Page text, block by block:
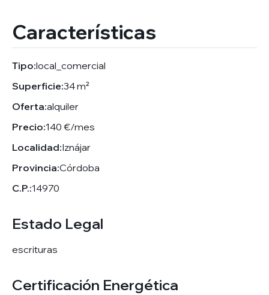
Características
Tipo:local_comercial
Superficie:34 m²
Oferta:alquiler
Precio:140 €/mes
Localidad:Iznájar
Provincia:Córdoba
C.P.:14970
Estado Legal
escrituras
Certificación Energética